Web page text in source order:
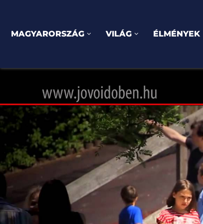
MAGYARORSZÁG VILÁG ÉLMÉNYEK